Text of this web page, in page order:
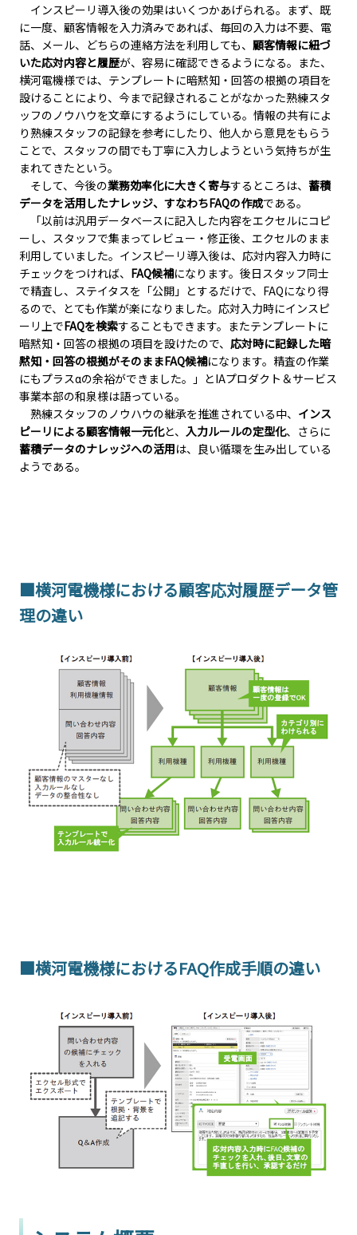
インスピーリ導入後の効果はいくつかあげられる。まず、既
に一度、顧客情報を入力済みであれば、毎回の入力は不要、電
話、メール、どちらの連絡方法を利用しても、 顧客情報に紐づ
いた応対内容と履歴が、容易に確認できるようになる。また、
横河電機様では、テンプレートに暗黙知・回答の根拠の項目を
設けることにより、今まで記録されることがなかった熟練スタ
ッフのノウハウを文章にするようにしている。情報の共有によ
り熟練スタッフの記録を参考にしたり、他人から意見をもらう
ことで、スタッフの間でも丁寧に入力しようという気持ちが生
まれてきたという。
そして、今後の業務効率化に大きく寄与するところは、 蓄積
データを活用したナレッジ、すなわちFAQの作成である。
「以前は汎用データベースに記入した内容をエクセルにコピ
ーし、スタッフで集まってレビュー・修正後、エクセルのまま
利用していました。インスピーリ導入後は、応対内容入力時に
チェックをつければ、 FAQ候補になります。後日スタッフ同士
で精査し、ステイタスを「公開」とするだけで、FAQになり得
るので、とても作業が楽になりました。応対入力時にインスピ
ーリ上でFAQを検索することもできます。またテンプレートに
暗黙知・回答の根拠の項目を設けたので、 応対時に記録した暗
黙知・回答の根拠がそのままFAQ候補になります。精査の作業
にもプラスαの余裕ができました。」とIAプロダクト＆サービス
事業本部の和泉様は語っている。
熟練スタッフのノウハウの継承を推進されている中、 インス
ピーリによる顧客情報一元化と、 入力ルールの定型化、さらに
蓄積データのナレッジへの活用は、良い循環を生み出している
ようである。
■横河電機様における顧客応対履歴データ管
理の違い
■横河電機様におけるFAQ作成手順の違い